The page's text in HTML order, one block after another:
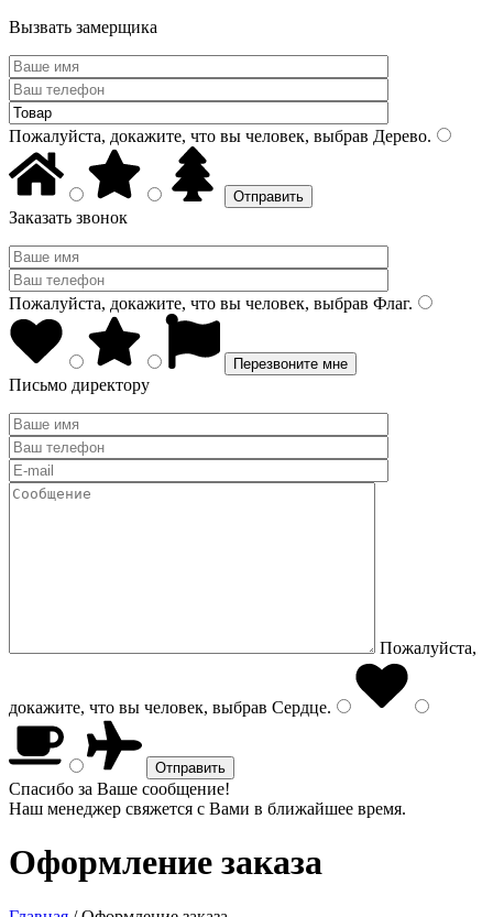
Вызвать замерщика
Пожалуйста, докажите, что вы человек, выбрав Дерево.
Заказать звонок
Пожалуйста, докажите, что вы человек, выбрав Флаг.
Письмо директору
Пожалуйста,
докажите, что вы человек, выбрав Сердце.
Спасибо за Ваше сообщение!
Наш менеджер свяжется с Вами в ближайшее время.
Оформление заказа